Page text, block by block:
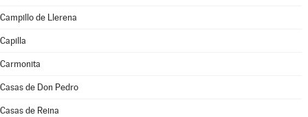
Campillo de Llerena
Capilla
Carmonita
Casas de Don Pedro
Casas de Reina